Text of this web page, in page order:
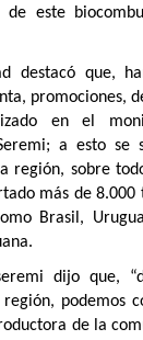
de este
destacó que,
promociones,
en el
a esto se
región, sobre
más de 8.000
Brasil,
dijo que,
podemos
de la